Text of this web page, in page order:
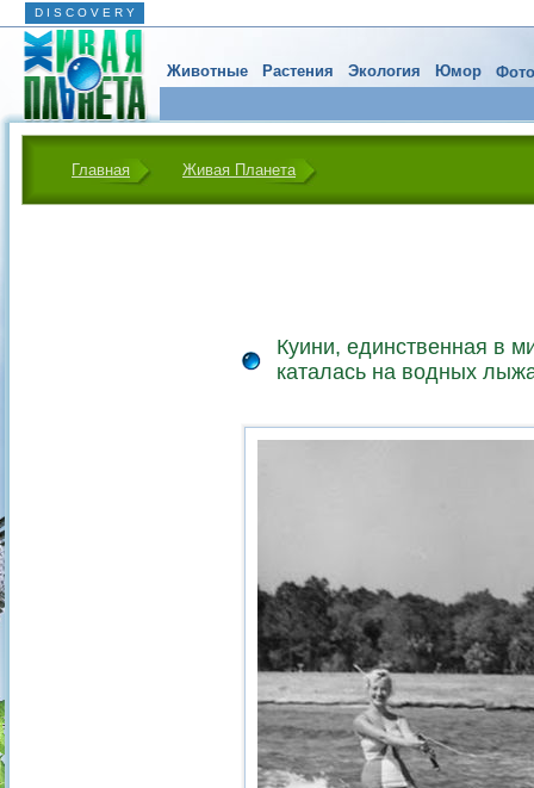
D I S C O V E R Y
Животные Растения Экология Юмор
Главная Живая Планета
Куини, единственная в
каталась на водных